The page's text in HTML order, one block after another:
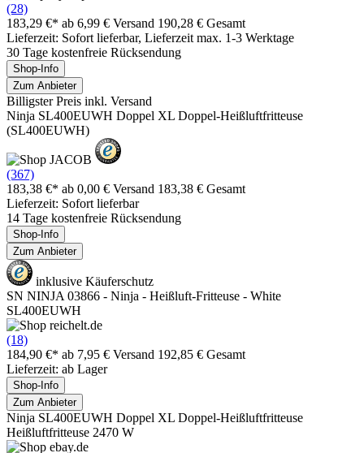
(28)
183,29 €* ab 6,99 € Versand 190,28 € Gesamt
Lieferzeit: Sofort lieferbar, Lieferzeit max. 1-3 Werktage
30 Tage kostenfreie Rücksendung
Shop-Info
Zum Anbieter
Billigster Preis inkl. Versand
Ninja SL400EUWH Doppel XL Doppel-Heißluftfritteuse
(SL400EUWH)
(367)
183,38 €* ab 0,00 € Versand 183,38 € Gesamt
Lieferzeit: Sofort lieferbar
14 Tage kostenfreie Rücksendung
Shop-Info
Zum Anbieter
inklusive Käuferschutz
SN NINJA 03866 - Ninja - Heißluft-Fritteuse - White
SL400EUWH
(18)
184,90 €* ab 7,95 € Versand 192,85 € Gesamt
Lieferzeit: ab Lager
Shop-Info
Zum Anbieter
Ninja SL400EUWH Doppel XL Doppel-Heißluftfritteuse
Heißluftfritteuse 2470 W